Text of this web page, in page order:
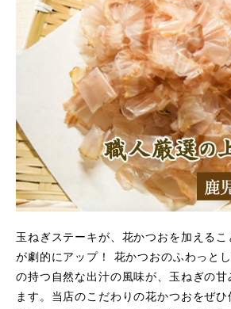
玉ねぎステーキが、花かつおを加えるこ
が劇的にアップ！ 花かつおのふわっと
の持つ自然な出汁の風味が、玉ねぎの
ます。当店のこだわりの花かつおをぜ